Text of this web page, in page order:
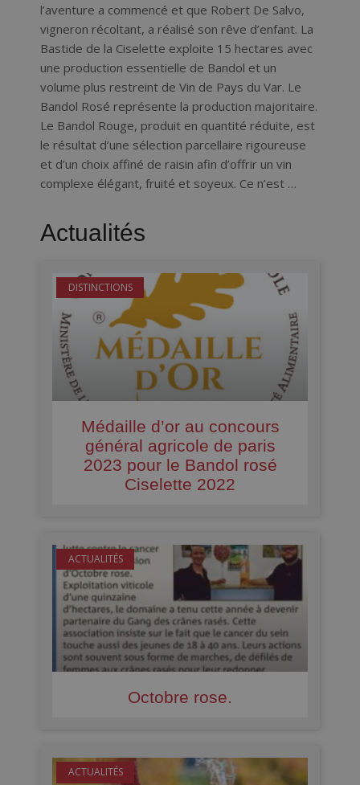
l’aventure a commencé et que Robert De Salvo,
vigneron récoltant, a réalisé son rêve d’enfant. La
Bastide de la Ciselette exploite 15 hectares avec
une production essentielle de Bandol et un
volume plus restreint de Vin de Pays du Var. Le
Bandol Rosé représente la production majoritaire.
Le Bandol Rouge, produit en quantité réduite, est
le résultat d’une sélection parcellaire rigoureuse
et d’un choix affiné de raisin afin d’offrir un vin
complexe élégant, fruité et soyeux. Ce n’est …
Actualités
DISTINCTIONS
Médaille d’or au concours
général agricole de paris
2023 pour le Bandol rosé
Ciselette 2022
ACTUALITÉS
Octobre rose.
ACTUALITÉS